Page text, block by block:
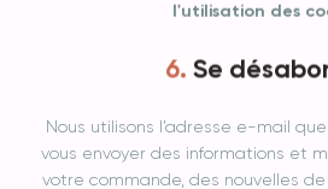
l'utilisation des
Se
Nous utilisons l’adresse e-mail
vous envoyer des informations et
votre commande, des nouvelles